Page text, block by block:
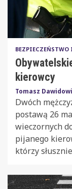
BEZPIECZEŃSTWO
kierowcy
Tomasz
Dwóch
postawą 26
wieczornych
pijanego
którzy